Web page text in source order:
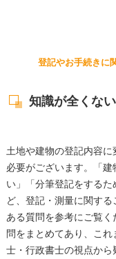
登記やお手続きに
知識が全くな
土地や建物の登記内容
必要がございます。「
い」「分筆登記をする
ど、登記・測量に関す
ある質問を参考にご覧
問をまとめてあり、こ
士・行政書士の視点から